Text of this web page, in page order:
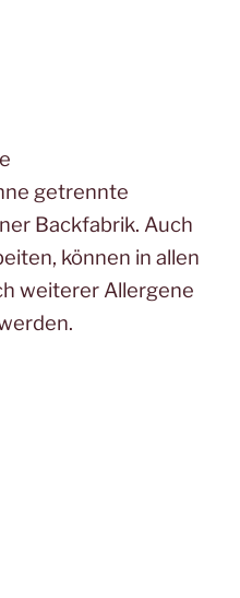
getrennte
Backfabrik. Auch
können in allen
weiterer Allergene